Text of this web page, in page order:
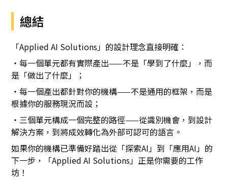
總結
「Applied AI Solutions」的設計理念直接明確：
・每一個單元都有實際產出——不是「學到了什麼」，而
是「做出了什麼」；
・每一個產出都針對你的機構——不是通用的框架，而是
根據你的服務現況而設；
・三個單元構成一個完整的路徑——從識別機會，到設計
解決方案，到將成效轉化為外部可認可的語言。
如果你的機構已準備好踏出從「探索AI」到「應用AI」的
下一步，「Applied AI Solutions」正是你需要的工作
坊！